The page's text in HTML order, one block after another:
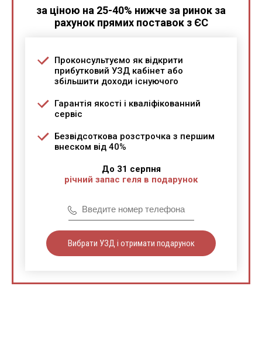
за ціною на 25-40% нижче за ринок за
рахунок прямих поставок з ЄС
Проконсультуємо як відкрити
прибутковий УЗД кабінет або
збільшити доходи існуючого
Гарантія якості і кваліфікованний
сервіс
Безвідсоткова розстрочка з першим
внеском від 40%
До 31 серпня
річний запас геля в подарунок
Вибрати УЗД і отримати подарунок